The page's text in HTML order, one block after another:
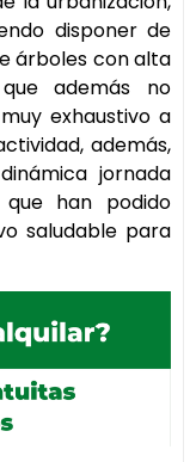
disponer de
árboles con alta
además no
exhaustivo a
además,
jornada
han podido
saludable para